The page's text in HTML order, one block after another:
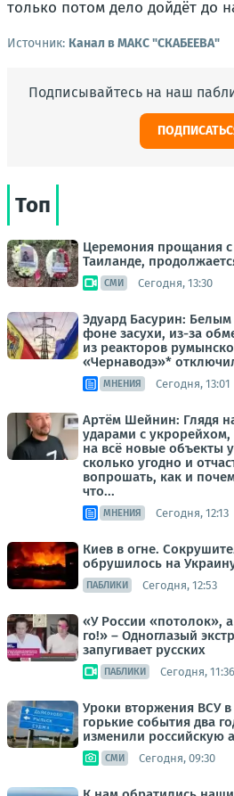
только потом дело дойдёт до
Источник: Канал в МАКС "СКАБЕЕВА"
Подписывайтесь на наш
Топ
Церемония прощания
Таиланде,
СМИ Сегодня, 13:30
Эдуард Басурин:
фоне засухи, из-за
из реакторов
«Чернаводэ»*
МНЕНИЯ Сегодня, 13:01
Артём Шейнин: Глядя
ударами с
на всё новые объекты
сколько угодно и
вопрошать, как и
что...
МНЕНИЯ Сегодня, 12:13
Киев в огне.
обрушилось на
ПАБЛИКИ Сегодня, 12:53
«У России «потолок»,
го!» – Одноглазый
запугивает русских
ПАБЛИКИ Сегодня, 11:36
Уроки вторжения ВСУ
горькие события два
изменили российскую
СМИ Сегодня, 09:30